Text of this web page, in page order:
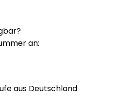
an:
aus Deutschland